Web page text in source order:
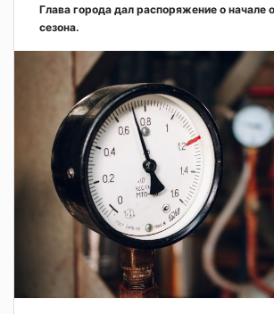
Глава города дал распоряжение о начале
сезона.